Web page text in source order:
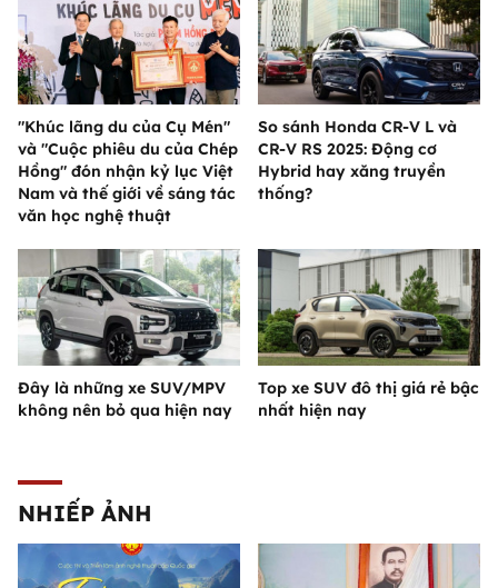
"Khúc lãng du của Cụ Mén"
và "Cuộc phiêu du của Chép
Hồng" đón nhận kỷ lục Việt
Nam và thế giới về sáng tác
văn học nghệ thuật
So sánh Honda CR-V L và
CR-V RS 2025: Động cơ
Hybrid hay xăng truyền
thống?
Đây là những xe SUV/MPV
không nên bỏ qua hiện nay
Top xe SUV đô thị giá rẻ bậc
nhất hiện nay
NHIẾP ẢNH